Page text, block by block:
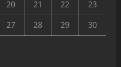
20 21 22
23
27 28 29
30